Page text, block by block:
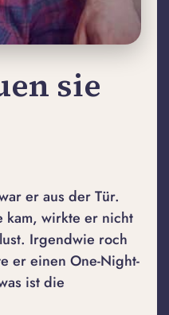
sie
er aus der Tür.
kam, wirkte er nicht
Irgendwie roch
er einen One-Night-
ist die